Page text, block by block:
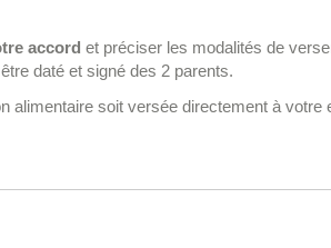
accord et préciser les modalités de
daté et signé des 2 parents.
alimentaire soit versée directement à votre